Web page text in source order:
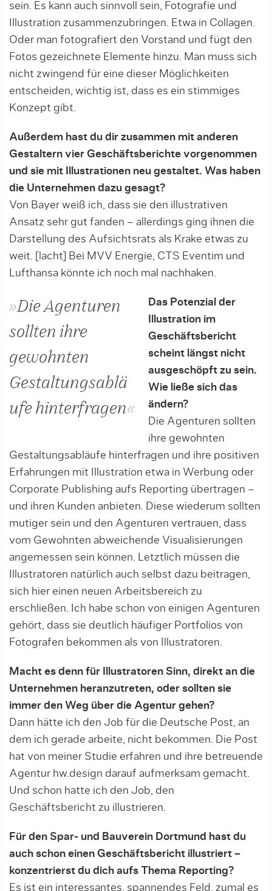
sein. Es kann auch sinnvoll sein, Fotografie und
Illustration zusammenzubringen. Etwa in Collagen.
Oder man fotografiert den Vorstand und fügt den
Fotos gezeichnete Elemente hinzu. Man muss sich
nicht zwingend für eine dieser Möglichkeiten
entscheiden, wichtig ist, dass es ein stimmiges
Konzept gibt.
Außerdem hast du dir zusammen mit anderen
Gestaltern vier Geschäftsberichte vorgenommen
und sie mit Illustrationen neu gestaltet. Was haben
die Unternehmen dazu gesagt?
Von Bayer weiß ich, dass sie den illustrativen
Ansatz sehr gut fanden – allerdings ging ihnen die
Darstellung des Aufsichtsrats als Krake etwas zu
weit. [lacht] Bei MVV Energie, CTS Eventim und
Lufthansa könn­te ich noch mal nachhaken.
»Die Agenturen
sollten ihre
gewohnten
Gestaltungsablä
ufe hinterfragen«
Das Potenzial der
Illustration im
Geschäftsbericht
scheint längst nicht
ausgeschöpft zu sein.
Wie ließe sich das
ändern?
Die Agenturen sollten
ihre gewohnten
Gestaltungsabläufe hinterfragen und ihre positiven
Erfahrun­gen mit Illustration etwa in Werbung oder
Corporate Publishing aufs Reporting übertragen –
und ihren Kunden anbieten. Diese wiederum sollten
mutiger sein und den Agenturen vertrauen, dass
vom Gewohnten abweichende Visualisierungen
angemessen sein können. Letztlich müssen die
Illustratoren natürlich auch selbst dazu beitragen,
sich hier ei­nen neuen Arbeitsbereich zu
erschließen. Ich habe schon von einigen Agenturen
gehört, dass sie deutlich häu­figer Portfolios von
Fotografen bekommen als von Illustratoren.
Macht es denn für Illustratoren Sinn, direkt an die
Unternehmen heranzutreten, oder sollten sie
immer den Weg über die Agentur gehen?
Dann hätte ich den Job für die Deutsche Post, an
dem ich gerade arbeite, nicht bekommen. Die Post
hat von meiner Studie erfahren und ihre betreuende
Agentur hw.design darauf aufmerksam gemacht.
Und schon hatte ich den Job, den
Geschäftsbericht zu illustrieren.
Für den Spar- und Bauverein Dortmund hast du
auch schon einen Geschäftsbericht illustriert –
konzentrierst du dich aufs Thema Reporting?
Es ist ein interessantes, spannendes Feld, zumal es